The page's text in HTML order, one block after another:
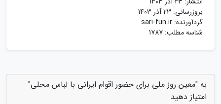
بروزرسانی: 23 آذر 1403
گردآورنده: sari-fun.ir
شناسه مطلب: 1787
به "معین روز ملی برای حضور اقوام ایرانی با لباس محلی"
امتیاز دهید